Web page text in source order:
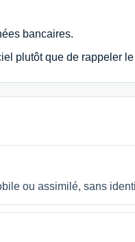
bancaires.
plutôt que de rappeler
ou assimilé, sans